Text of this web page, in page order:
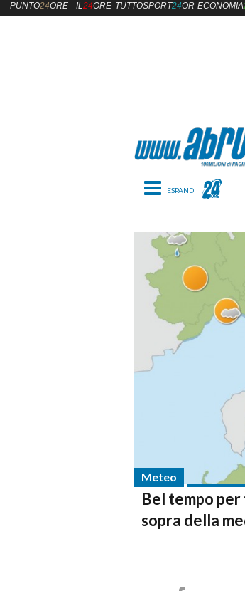
Toggle
Meteo
Bel tempo
sopra della
PUNTO24ORE IL24ORE TUTTOSPORT24OREECONOMIA